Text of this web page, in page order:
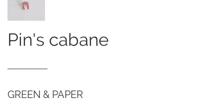
pin's cabane
GREEN & PAPER